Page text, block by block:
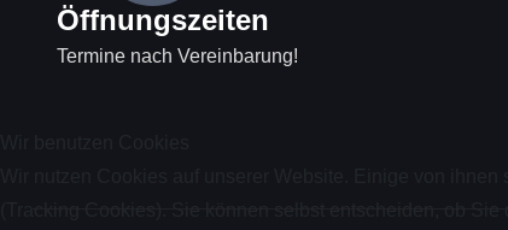
Öffnungszeiten
Termine nach Vereinbarung!